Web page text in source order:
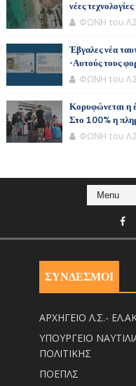
νέες
ΦΩΝΗ του
Έβγαλες νέα
-Αυτούς τους
ΦΩΝΗ του
Κορυφώνεται η
Στο 100% η
ΦΩΝΗ του
ΣΥΝΔΕΣΜΟΙ
ΑΡΧΗΓΕΙΟ Λ.Σ.-
ΥΠΟΥΡΓΕΙΟ
ΠΟΛΙΤΙΚΗΣ
ΠΟΕΠΛΣ